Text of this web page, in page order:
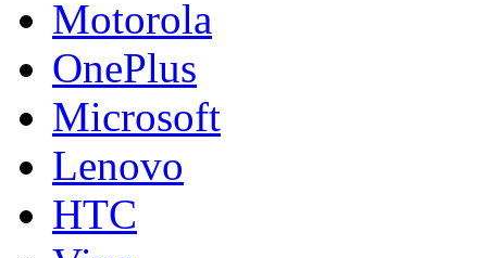
Motorola
OnePlus
Microsoft
Lenovo
HTC